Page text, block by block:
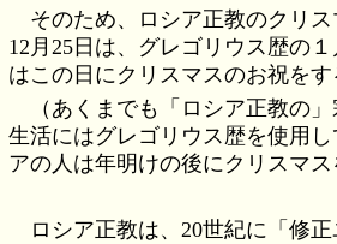
そのため、ロシア正教のクリ
12月25日は、グレゴリウス歴の
はこの日にクリスマスのお祝をす
（あくまでも「ロシア正教の
生活にはグレゴリウス歴を使用
アの人は年明けの後にクリスマス
ロシア正教は、20世紀に「修